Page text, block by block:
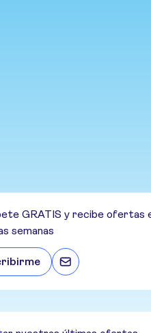
GRATIS y recibe ofertas
semanas